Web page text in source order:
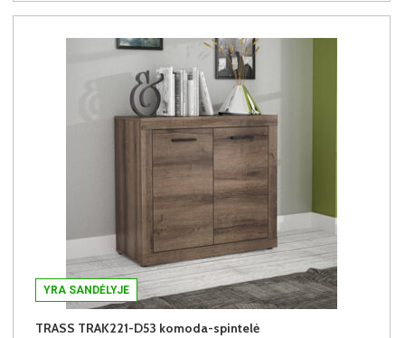
YRA SANDĖLYJE
TRASS TRAK221-D53 komoda-spintelė